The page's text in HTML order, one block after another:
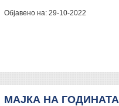
Објавено на: 29-10-2022
МАЈКА НА ГОДИНАТА